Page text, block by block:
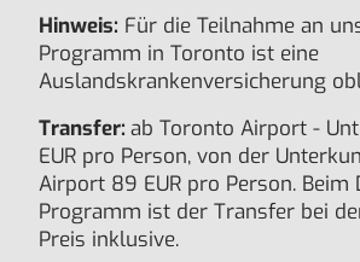
Hinweis: Für die Teilnahme an
Programm in Toronto ist eine
Auslandskrankenversicherung
Transfer: ab Toronto Airport -
EUR pro Person, von der
Airport 89 EUR pro Person. Beim
Programm ist der Transfer bei
Preis inklusive.